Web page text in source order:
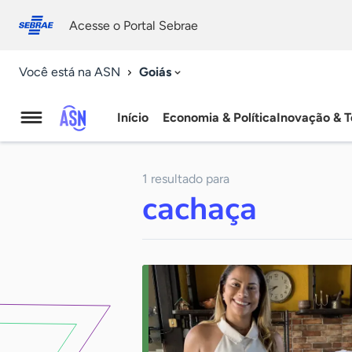
conosco
Acesse o Portal Sebrae
Você está na ASN Goiás
Agência
Notícias
Início Economia & PolíticaInovação &
1 resultado para
cachaça